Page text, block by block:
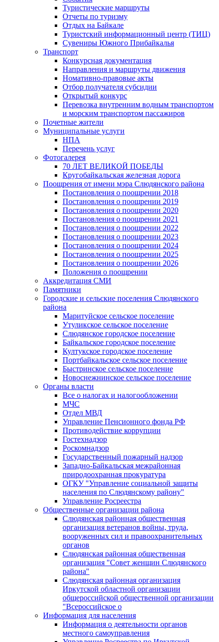
Туристические маршруты
Отчеты по туризму
Отдых на Байкале
Туристский информационный центр (ТИЦ)
Сувениры Южного Прибайкалья
Транспорт
Конкурсная документация
Направления и маршруты движения
Номативно-правовые акты
Отбор получателя субсидии
Открытый конкурс
Перевозка внутренним водным транспортом
и морским транспортом пассажиров
Почетные жители
Муниципальные услуги
НПА
Перечень услуг
Фотогалерея
70 ЛЕТ ВЕЛИКОЙ ПОБЕДЫ
Кругобайкальская железная дорога
Поощрения от имени мэра Слюдянского района
Постановления о поощрении 2018
Постановления о поощрении 2019
Постановления о поощрении 2020
Постановления о поощрении 2021
Постановления о поощрении 2022
Постановления о поощрении 2023
Постановления о поощрении 2024
Постановления о поощрении 2025
Постановления о поощрении 2026
Положения о поощрении
Аккредитация СМИ
Памятники
Городские и сельские поселения Слюдянского
района
Маритуйское сельское поселение
Утуликское сельское поселение
Слюдянское городское поселение
Байкальское городское поселение
Култукское городское поселение
Портбайкальское сельское поселение
Быстринское сельское поселение
Новоснежнинское сельское поселение
Органы власти
Все о налогах и налогообложении
МЧС
Отдел МВД
Управление Пенсионного фонда РФ
Противодействие коррупции
Гостехнадзор
Роскомнадзор
Государственный пожарный надзор
Западно-Байкальская межрайонная
природоохранная прокуратура
ОГКУ "Управление социальной защиты
населения по Слюдянскому району"
Управление Росреестра
Общественные организации района
Слюдянская районная общественная
организация ветеранов войны, труда,
вооруженных сил и правоохранительных
органов
Слюдянская районная общественная
организация "Совет женщин Слюдянского
района"
Слюдянская районная организация
Иркутской областной организации
общероссийской общественной организации
"Всероссийское о
Информация для населения
Информация о деятельности органов
местного самоуправления